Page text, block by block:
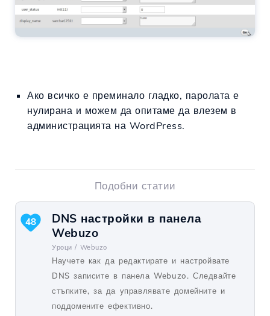
Ако всичко е преминало гладко, паролата е
нулирана и можем да опитаме да влезем в
администрацията на WordPress.
Подобни статии
DNS настройки в панела
Webuzo
Уроци / Webuzo
Научете как да редактирате и настройвате
DNS записите в панела Webuzo. Следвайте
стъпките, за да управлявате домейните и
поддомените ефективно.
48